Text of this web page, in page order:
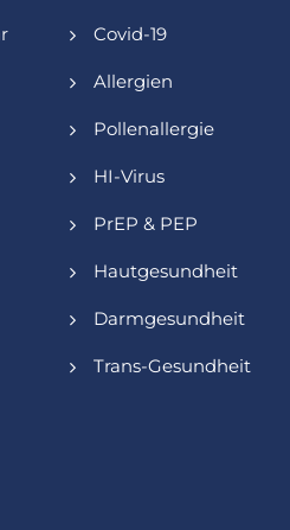
Covid-19
Allergien
Pollenallergie
HI-Virus
PrEP & PEP
Hautgesundheit
Darmgesundheit
Trans-Gesundheit